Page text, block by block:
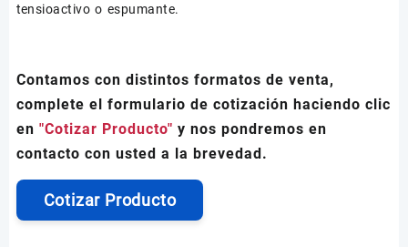
tensioactivo o espumante.
Contamos con distintos formatos de venta,
complete el formulario de cotización haciendo clic
en "Cotizar Producto" y nos pondremos en
contacto con usted a la brevedad.
Cotizar Producto